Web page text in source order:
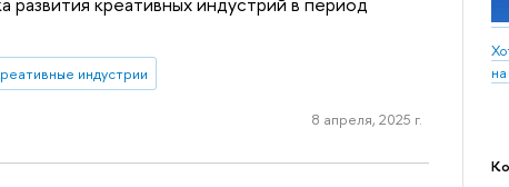
индустрии
8 апреля, 2025 г.